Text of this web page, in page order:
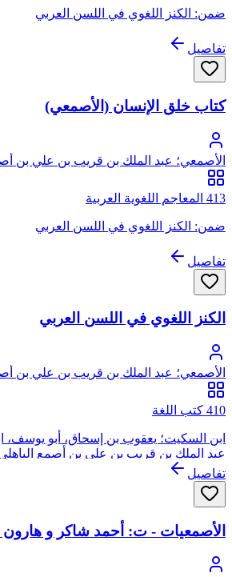
ضمن: الكنز اللغوي في اللسن العربي
تفاصيل
كتاب خلق الإنسان (الأصمعي)
الأصمعي؛ عبد الملك بن قريب بن علي بن
الأصمعي
413 المعاجم اللغوية العربية
ضمن: الكنز اللغوي في اللسن العربي
تفاصيل
الكنز اللغوي في اللسن العربي
الأصمعي؛ عبد الملك بن قريب بن علي بن
الأصمعي
410 كتب اللغة
ابن السكيت؛ يعقوب بن إسحاق، أبو يوسف،
عبد الملك بن قريب بن علي بن أصمع
تفاصيل
الأصمعيات - ت: أحمد شاكر و